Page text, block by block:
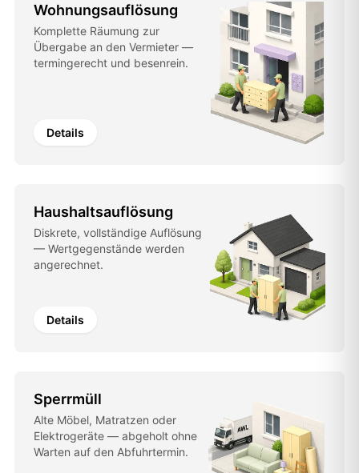
Wohnungsauflösung
Komplette Räumung zur
Übergabe an den Vermieter —
termingerecht und besenrein.
Details
Haushaltsauflösung
Diskrete, vollständige Auflösung
— Wertgegenstände werden
angerechnet.
Details
Sperrmüll
Alte Möbel, Matratzen oder
Elektrogeräte — abgeholt ohne
Warten auf den Abfuhrtermin.